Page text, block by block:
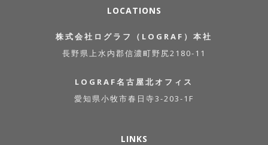
LOCATIONS
株式会社ログラフ（LOGRAF）本社
長野県上水内郡信濃町野尻2180-11
LOGRAF名古屋北オフィス
愛知県小牧市春日寺3-203-1F
LINKS